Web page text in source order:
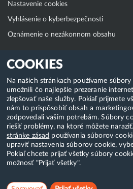
COOKIES
Na našich stránkach používame
umožnili čo najlepšie prezeranie
zlepšovať naše služby. Pokiaľ prijmete
nám to prispôsobiť obsah a
zodpovedali vašim potrebám. Súbory
riešiť problémy, na ktoré môžete
stránke zásad používania súborov
upraviť nastavenia súborov cookie,
Pokiaľ chcete prijať všetky súbory
možnosť "Prijať všetky".
Nastavenie cookies
Vyhlásenie o kyberbezpečnosti
Oznámenie o nezákonnom obsahu
Klientská zóna
WebAdmin
WebMail
Zmena hesla (E-mail, FTP, SSH)
Webhosting
Domény
Copyright & 2018-2026